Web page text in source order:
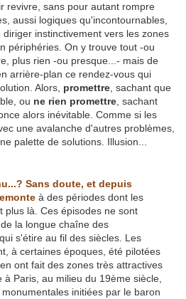
revivre, sans pour autant rompre
aussi logiques qu'incontournables,
instinctivement vers les zones
périphéries. On y trouve tout -ou
plus rien -ou presque...- mais de
arrière-plan ce rendez-vous qui
Alors, promettre , sachant que
ou ne rien promettre , sachant
alors inévitable. Comme si les
une avalanche d'autres problèmes,
palette de solutions. Illusion...
Sans doute, et depuis
à des périodes dont les
plus là. Ces épisodes ne sont
la longue chaîne des
s'étire au fil des siècles. Les
à certaines époques, été pilotées
ont fait des zones très attractives
Paris, au milieu du 19ème siècle,
initiées par le baron